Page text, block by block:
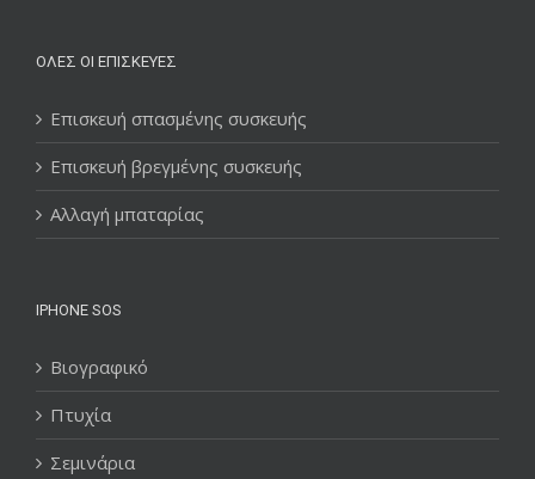
ΌΛΕΣ ΟΙ ΕΠΙΣΚΕΥΈΣ
Επισκευή σπασμένης συσκευής
Επισκευή βρεγμένης συσκευής
Αλλαγή μπαταρίας
IPHONE SOS
Βιογραφικό
Πτυχία
Σεμινάρια